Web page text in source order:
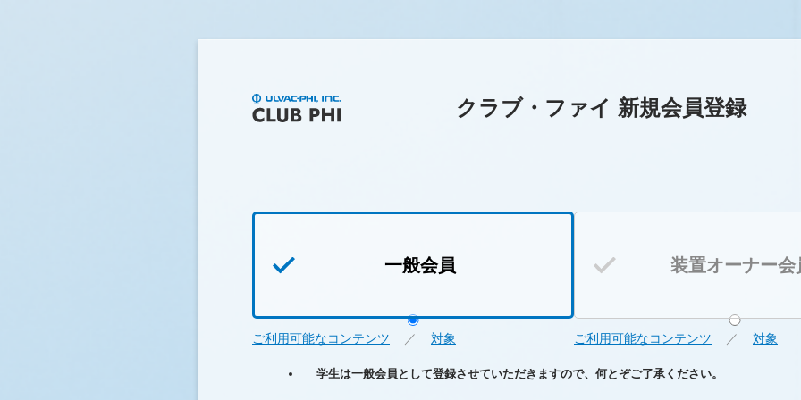
クラブ・ファイ 新規会員登録
一般会員
ご利用可能なコンテンツ ／ 対象
装置オーナー会
ご利用可能なコンテンツ ／ 対象
学生は一般会員として登録させていただきますので、何とぞご了承ください。